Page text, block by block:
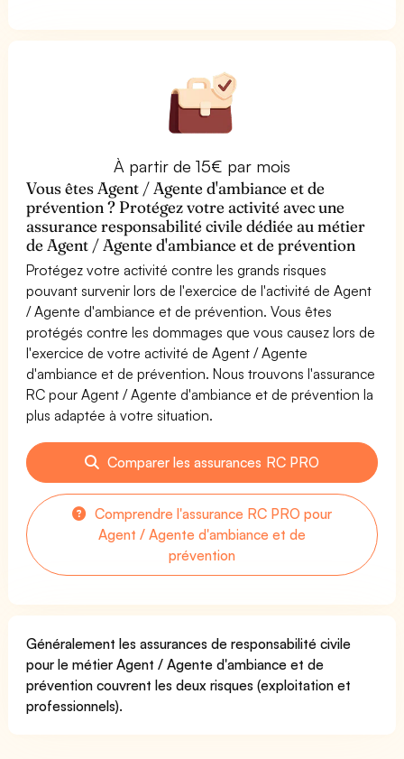
À partir de 15€ par mois
Vous êtes Agent / Agente d'ambiance et de
prévention ? Protégez votre activité avec une
assurance responsabilité civile dédiée au métier
de Agent / Agente d'ambiance et de prévention
Protégez votre activité contre les grands risques
pouvant survenir lors de l'exercice de l'activité de Agent
/ Agente d'ambiance et de prévention. Vous êtes
protégés contre les dommages que vous causez lors de
l'exercice de votre activité de Agent / Agente
d'ambiance et de prévention. Nous trouvons l'assurance
RC pour Agent / Agente d'ambiance et de prévention la
plus adaptée à votre situation.
Comparer les assurances RC PRO
Comprendre l'assurance RC PRO pour
Agent / Agente d'ambiance et de
prévention
Généralement les assurances de responsabilité civile
pour le métier Agent / Agente d'ambiance et de
prévention couvrent les deux risques (exploitation et
professionnels).